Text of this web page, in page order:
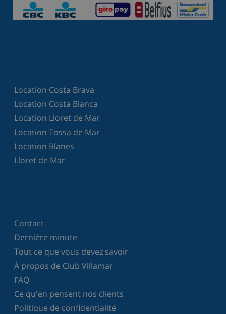
Location Costa Brava
Location Costa Blanca
Location Lloret de Mar
Location Tossa de Mar
Location Blanes
Lloret de Mar
Contact
Dernière minute
Tout ce que vous devez savoir
À propos de Club Villamar
FAQ
Ce qu'en pensent nos clients
Politique de confidentialité